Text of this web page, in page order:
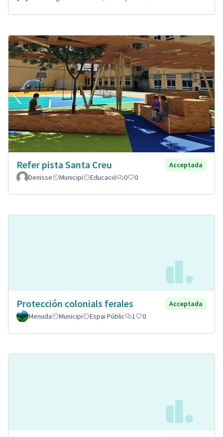
Refer pista Santa Creu
Acceptada
Denisse
Municipi Educació 0 0
Protección colonials ferales
Acceptada
Menuda
Municipi Espai Públic 1 0